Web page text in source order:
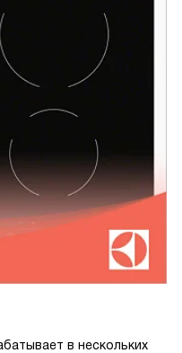
в нескольких